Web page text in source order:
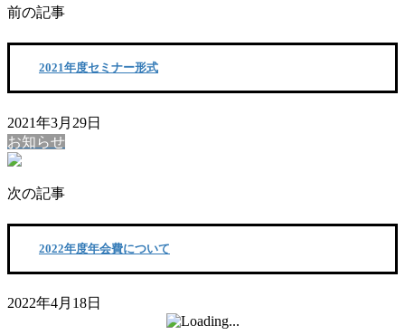
前の記事
2021年度セミナー形式
2021年3月29日
お知らせ
次の記事
2022年度年会費について
2022年4月18日